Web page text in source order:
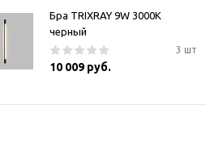
Бра TRIXRAY 9W 3000К
черный
3 шт
10 009 руб.